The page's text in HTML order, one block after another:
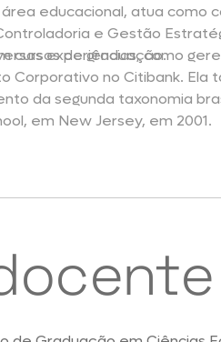
educacional, atua como
e Gestão
cursos de graduação.
experiências, como
Corporativo no Citibank.
da segunda taxonomia
em New Jersey, em 2001.